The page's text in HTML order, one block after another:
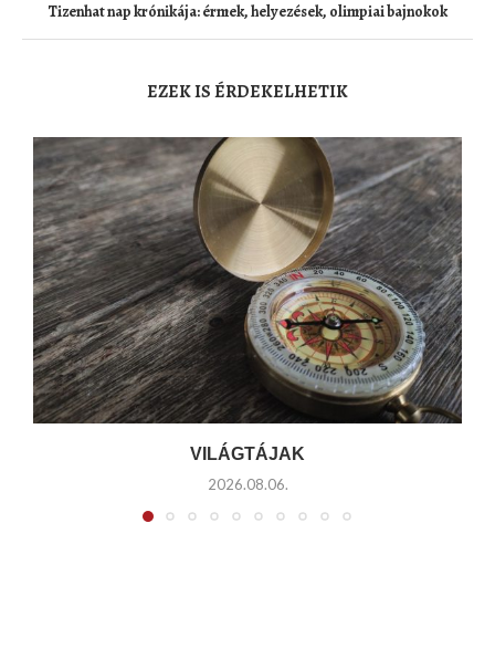
Tizenhat nap krónikája: érmek, helyezések, olimpiai bajnokok
EZEK IS ÉRDEKELHETIK
VILÁGTÁJAK
2026.08.06.